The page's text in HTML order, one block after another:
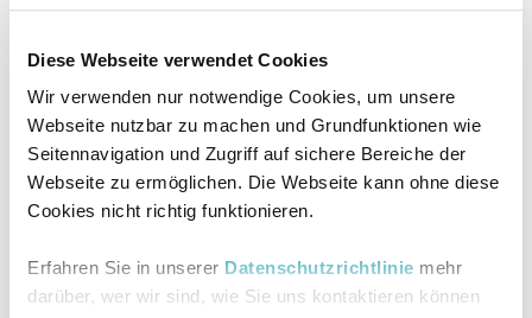
Diese Webseite verwendet Cookies
Wir verwenden nur notwendige Cookies, um unsere
Webseite nutzbar zu machen und Grundfunktionen wie
Seitennavigation und Zugriff auf sichere Bereiche der
Webseite zu ermöglichen. Die Webseite kann ohne diese
Cookies nicht richtig funktionieren.
Erfahren Sie in unserer Datenschutzrichtlinie mehr
darüber, wer wir sind, wie Sie uns kontaktieren können